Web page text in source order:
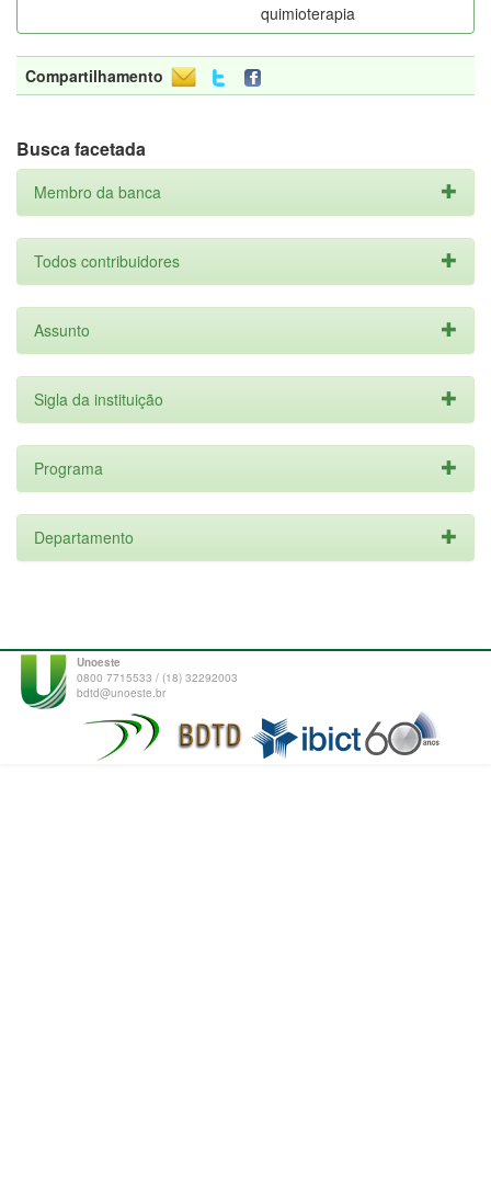
quimioterapia
Compartilhamento
Busca facetada
Membro da banca
Todos contribuidores
Assunto
Sigla da instituição
Programa
Departamento
Unoeste
0800 7715533 / (18) 32292003
bdtd@unoeste.br